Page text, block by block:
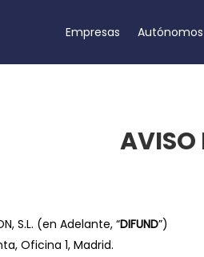
Empresas Autónomos
AVISO
S.L. (en Adelante, “DIFUND”)
Oficina 1, Madrid.